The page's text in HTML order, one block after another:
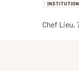
Chef Lieu,